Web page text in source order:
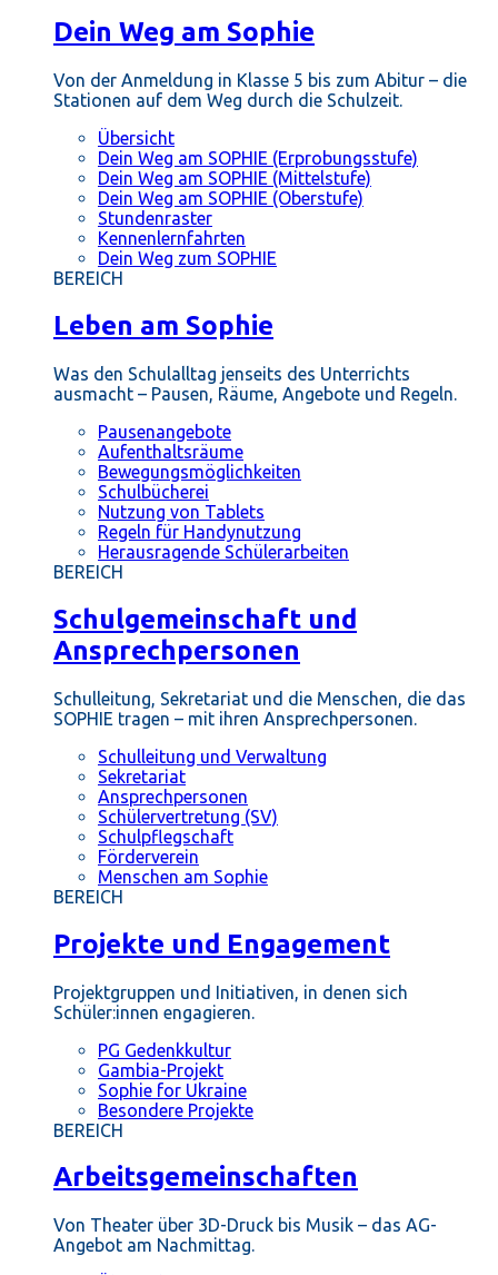
Dein Weg am Sophie
Von der Anmeldung in Klasse 5 bis zum Abitur – die
Stationen auf dem Weg durch die Schulzeit.
Übersicht
Dein Weg am SOPHIE (Erprobungsstufe)
Dein Weg am SOPHIE (Mittelstufe)
Dein Weg am SOPHIE (Oberstufe)
Stundenraster
Kennenlernfahrten
Dein Weg zum SOPHIE
BEREICH
Leben am Sophie
Was den Schulalltag jenseits des Unterrichts
ausmacht – Pausen, Räume, Angebote und Regeln.
Pausenangebote
Aufenthaltsräume
Bewegungsmöglichkeiten
Schulbücherei
Nutzung von Tablets
Regeln für Handynutzung
Herausragende Schülerarbeiten
BEREICH
Schulgemeinschaft und
Ansprechpersonen
Schulleitung, Sekretariat und die Menschen, die das
SOPHIE tragen – mit ihren Ansprechpersonen.
Schulleitung und Verwaltung
Sekretariat
Ansprechpersonen
Schülervertretung (SV)
Schulpflegschaft
Förderverein
Menschen am Sophie
BEREICH
Projekte und Engagement
Projektgruppen und Initiativen, in denen sich
Schüler:innen engagieren.
PG Gedenkkultur
Gambia-Projekt
Sophie for Ukraine
Besondere Projekte
BEREICH
Arbeitsgemeinschaften
Von Theater über 3D-Druck bis Musik – das AG-
Angebot am Nachmittag.